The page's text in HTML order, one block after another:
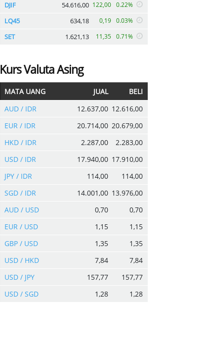
DJIF 54.616,00 122,00 0.22%
LQ45 634,18 0,19 0.03%
SET 1.621,13 11,35 0.71%
Kurs Valuta Asing
MATA UANG JUAL
BELI
AUD / IDR
12.637,00 12.616,00
EUR / IDR
20.714,00 20.679,00
HKD / IDR
2.287,00
2.283,00
USD / IDR
17.940,00 17.910,00
JPY / IDR
114,00
114,00
SGD / IDR
14.001,00 13.976,00
AUD / USD
0,70
0,70
EUR / USD
1,15
1,15
GBP / USD
1,35
1,35
USD / HKD
7,84
7,84
USD / JPY
157,77
157,77
USD / SGD
1,28 1,28